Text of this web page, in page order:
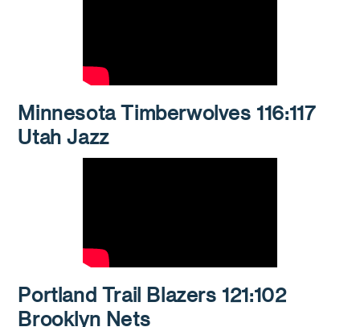
Minnesota Timberwolves 116:117
Utah Jazz
Portland Trail Blazers 121:102
Brooklyn Nets